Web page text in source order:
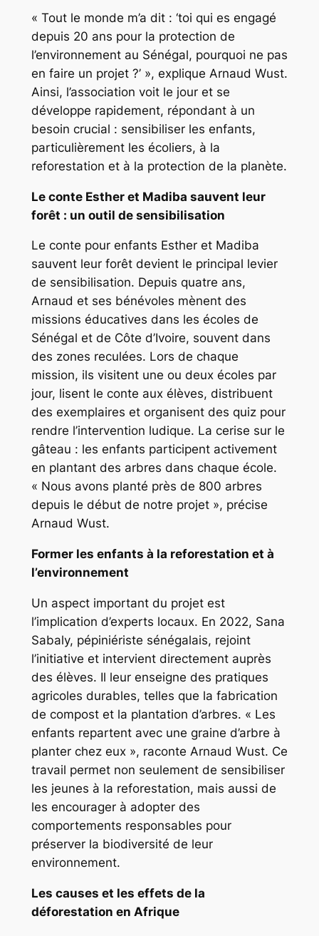
« Tout le monde m’a dit : ‘toi qui es engagé
depuis 20 ans pour la protection de
l’environnement au Sénégal, pourquoi ne pas
en faire un projet ?’ », explique Arnaud Wust.
Ainsi, l’association voit le jour et se
développe rapidement, répondant à un
besoin crucial : sensibiliser les enfants,
particulièrement les écoliers, à la
reforestation et à la protection de la planète.
Le conte Esther et Madiba sauvent leur
forêt : un outil de sensibilisation
Le conte pour enfants Esther et Madiba
sauvent leur forêt devient le principal levier
de sensibilisation. Depuis quatre ans,
Arnaud et ses bénévoles mènent des
missions éducatives dans les écoles de
Sénégal et de Côte d’Ivoire, souvent dans
des zones reculées. Lors de chaque
mission, ils visitent une ou deux écoles par
jour, lisent le conte aux élèves, distribuent
des exemplaires et organisent des quiz pour
rendre l’intervention ludique. La cerise sur le
gâteau : les enfants participent activement
en plantant des arbres dans chaque école.
« Nous avons planté près de 800 arbres
depuis le début de notre projet », précise
Arnaud Wust.
Former les enfants à la reforestation et à
l’environnement
Un aspect important du projet est
l’implication d’experts locaux. En 2022, Sana
Sabaly, pépiniériste sénégalais, rejoint
l’initiative et intervient directement auprès
des élèves. Il leur enseigne des pratiques
agricoles durables, telles que la fabrication
de compost et la plantation d’arbres. « Les
enfants repartent avec une graine d’arbre à
planter chez eux », raconte Arnaud Wust. Ce
travail permet non seulement de sensibiliser
les jeunes à la reforestation, mais aussi de
les encourager à adopter des
comportements responsables pour
préserver la biodiversité de leur
environnement.
Les causes et les effets de la
déforestation en Afrique